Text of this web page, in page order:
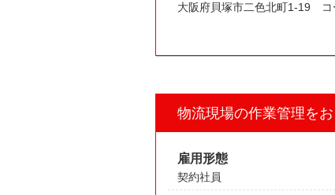
大阪府貝塚市二色北町1-19 コ
物流現場の作業管理を
雇用形態
契約社員